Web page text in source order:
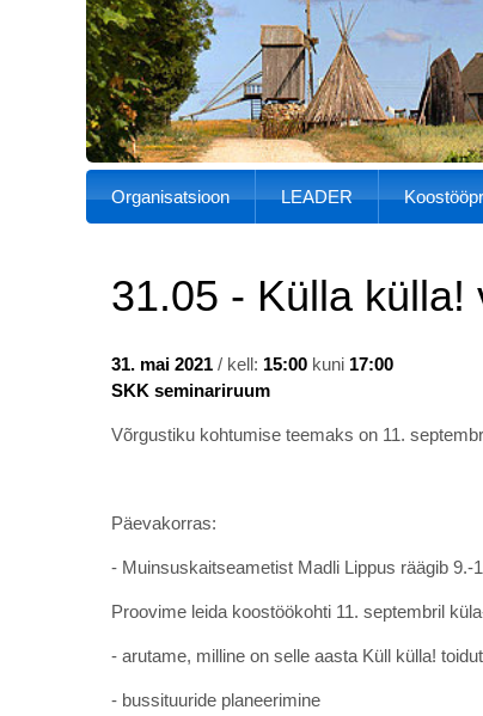
Organisatsioon LEADER
31.05 - Külla
31. mai 2021 / kell: 15:00 kuni 17:00
SKK seminariruum
Võrgustiku kohtumise teemaks on 11.
Päevakorras:
- Muinsuskaitseametist Madli Lippus räägib
Proovime leida koostöökohti 11. septembril
- arutame, milline on selle aasta Küll külla!
- bussituuride planeerimine